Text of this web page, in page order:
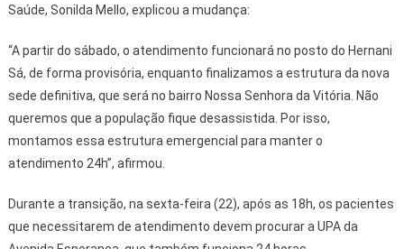
Saúde, Sonilda Mello, explicou a mudança:
“A partir do sábado, o atendimento funcionará no posto do Hernani
Sá, de forma provisória, enquanto finalizamos a estrutura da nova
sede definitiva, que será no bairro Nossa Senhora da Vitória. Não
queremos que a população fique desassistida. Por isso,
montamos essa estrutura emergencial para manter o
atendimento 24h”, afirmou.
Durante a transição, na sexta-feira (22), após as 18h, os pacientes
que necessitarem de atendimento devem procurar a UPA da